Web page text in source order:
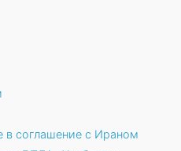
в соглашение с Ираном